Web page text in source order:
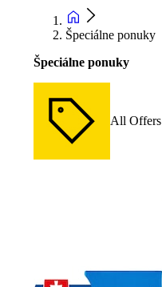
Špeciálne ponuky
Špeciálne ponuky
All Offers